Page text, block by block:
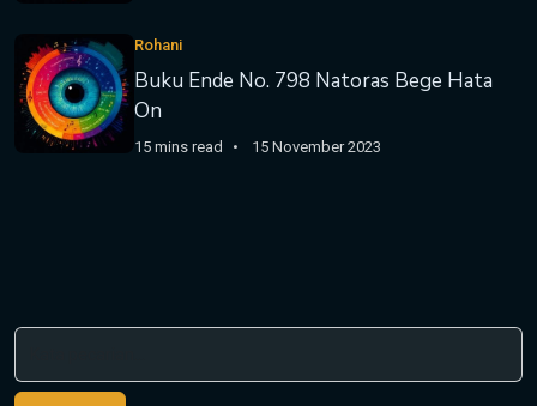
Rohani
Buku Ende No. 798 Natoras Bege Hata
On
15 mins read 15 November 2023